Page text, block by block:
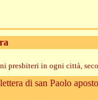
presbiteri in ogni città,
di san Paolo